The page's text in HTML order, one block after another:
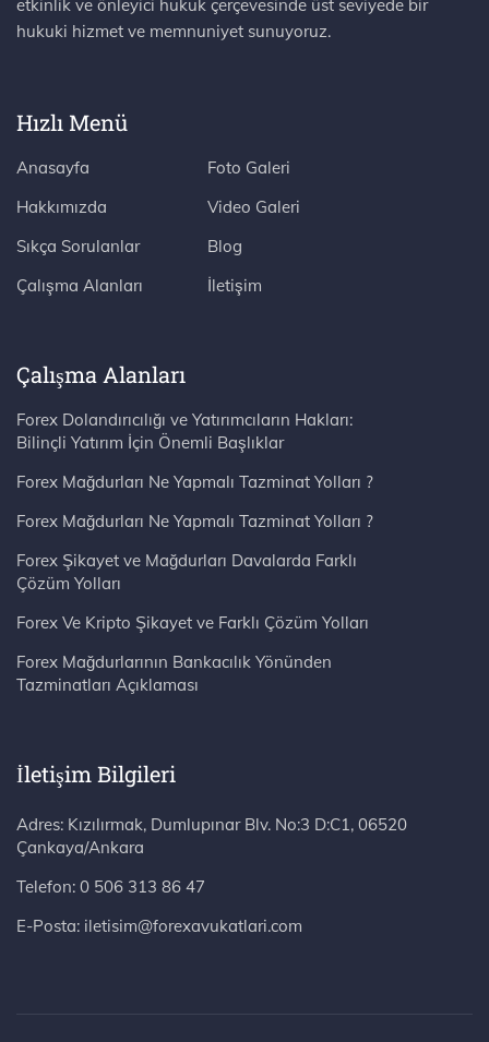
etkinlik ve önleyici hukuk çerçevesinde üst seviyede bir
hukuki hizmet ve memnuniyet sunuyoruz.
Hızlı Menü
Anasayfa
Hakkımızda
Sıkça Sorulanlar
Çalışma Alanları
Foto Galeri
Video Galeri
Blog
İletişim
Çalışma Alanları
Forex Dolandırıcılığı ve Yatırımcıların Hakları:
Bilinçli Yatırım İçin Önemli Başlıklar
Forex Mağdurları Ne Yapmalı Tazminat Yolları ?
Forex Mağdurları Ne Yapmalı Tazminat Yolları ?
Forex Şikayet ve Mağdurları Davalarda Farklı
Çözüm Yolları
Forex Ve Kripto Şikayet ve Farklı Çözüm Yolları
Forex Mağdurlarının Bankacılık Yönünden
Tazminatları Açıklaması
İletişim Bilgileri
Adres: Kızılırmak, Dumlupınar Blv. No:3 D:C1, 06520 Çankaya/Ankara
Telefon: 0 506 313 86 47
E-Posta: iletisim@forexavukatlari.com